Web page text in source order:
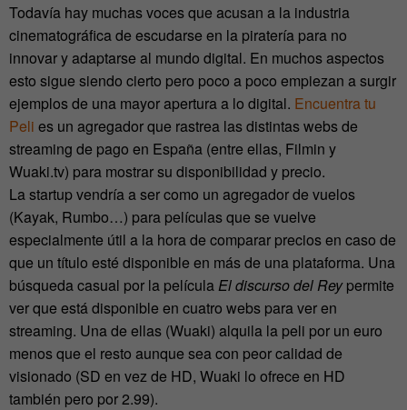
Todavía hay muchas voces que acusan a la industria
cinematográfica de escudarse en la piratería para no
innovar y adaptarse al mundo digital. En muchos aspectos
esto sigue siendo cierto pero poco a poco empiezan a surgir
ejemplos de una mayor apertura a lo digital. Encuentra tu
Peli es un agregador que rastrea las distintas webs de
streaming de pago en España (entre ellas, Filmin y
Wuaki.tv) para mostrar su disponibilidad y precio.
La startup vendría a ser como un agregador de vuelos
(Kayak, Rumbo…) para películas que se vuelve
especialmente útil a la hora de comparar precios en caso de
que un título esté disponible en más de una plataforma. Una
búsqueda casual por la películaEl discurso del Reypermite
ver que está disponible en cuatro webs para ver en
streaming. Una de ellas (Wuaki) alquila la peli por un euro
menos que el resto aunque sea con peor calidad de
visionado (SD en vez de HD, Wuaki lo ofrece en HD
también pero por 2.99).